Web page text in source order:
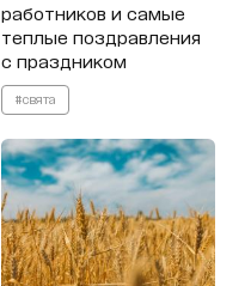
работников и самые
теплые поздравления
с праздником
#свята